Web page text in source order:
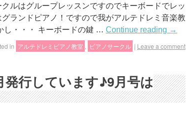
ルはグループレッスンですのでキーボードでレッ
ランドピアノ！ですので我がアルテドレミ音楽教
し・・・ キーボードの鍵 … Continue reading →
in アルテドレミピアノ教室 ピアノサークル | Leave a comment
発行しています♪9月号は